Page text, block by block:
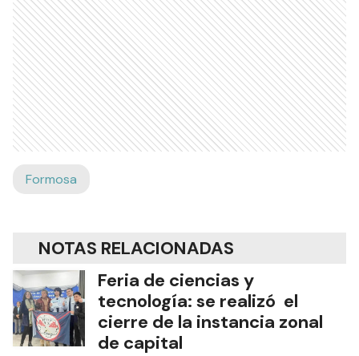
Formosa
NOTAS RELACIONADAS
Feria de ciencias y
tecnología: se realizó el
cierre de la instancia zonal
de capital